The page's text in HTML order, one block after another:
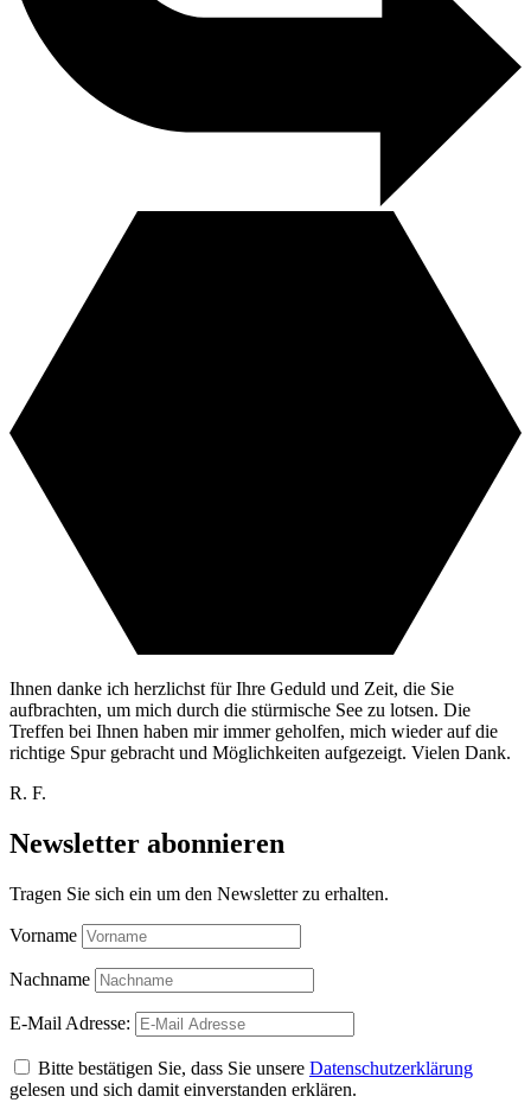
Ihnen danke ich herzlichst für Ihre Geduld und Zeit, die Sie
aufbrachten, um mich durch die stürmische See zu lotsen. Die
Treffen bei Ihnen haben mir immer geholfen, mich wieder auf die
richtige Spur gebracht und Möglichkeiten aufgezeigt. Vielen Dank.
R. F.
Newsletter abonnieren
Tragen Sie sich ein um den Newsletter zu erhalten.
Vorname
Nachname
E-Mail Adresse:
Bitte bestätigen Sie, dass Sie unsere Datenschutzerklärung
gelesen und sich damit einverstanden erklären.